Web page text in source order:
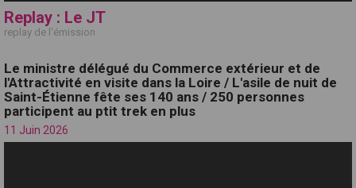
Replay : Le JT
replay de l'émission
Le ministre délégué du Commerce extérieur et de
l'Attractivité en visite dans la Loire / L'asile de nuit de
Saint-Étienne fête ses 140 ans / 250 personnes
participent au ptit trek en plus
11 Juin 2026